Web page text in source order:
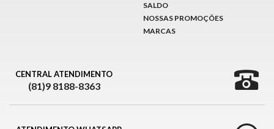
SALDO
NOSSAS PROMOÇÕES
MARCAS
CENTRAL ATENDIMENTO
(81)9 8188-8363